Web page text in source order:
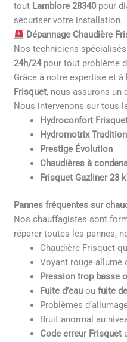
tout Lamblore 28340 pour
sécuriser votre installation.
Dépannage Chaudière
Nos techniciens
24h/24pour tout problème
Grâce à notre expertise et à
Frisquet, nous assurons un
Nous intervenons sur tous
Hydroconfort
Hydromotrix
Prestige Évolution
Chaudières à
Frisquet Gazliner 23
Pannes fréquentes sur
Nos chauffagistes sont
réparer toutes les pannes,
Chaudière Frisquet
Voyant rouge allumé
Pression trop basse
Fuite d’eau oufuite
Problèmes
Bruit anormal au
Code erreur Frisquet